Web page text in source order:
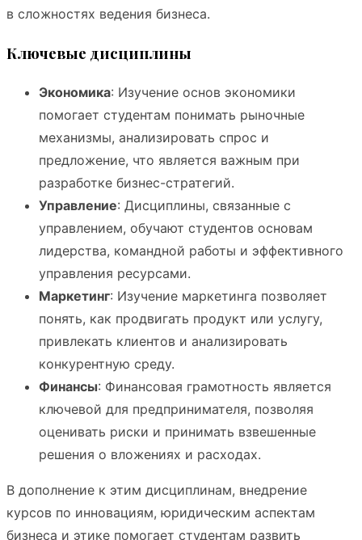
в сложностях ведения бизнеса.
Ключевые дисциплины
Экономика: Изучение основ экономики
помогает студентам понимать рыночные
механизмы, анализировать спрос и
предложение, что является важным при
разработке бизнес-стратегий.
Управление: Дисциплины, связанные с
управлением, обучают студентов основам
лидерства, командной работы и эффективного
управления ресурсами.
Маркетинг: Изучение маркетинга позволяет
понять, как продвигать продукт или услугу,
привлекать клиентов и анализировать
конкурентную среду.
Финансы: Финансовая грамотность является
ключевой для предпринимателя, позволяя
оценивать риски и принимать взвешенные
решения о вложениях и расходах.
В дополнение к этим дисциплинам, внедрение
курсов по инновациям, юридическим аспектам
бизнеса и этике помогает студентам развить